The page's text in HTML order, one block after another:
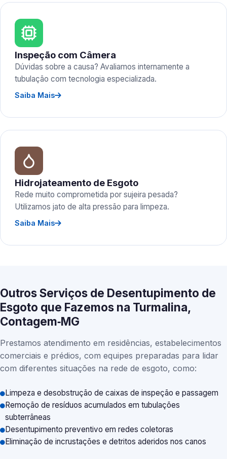
Inspeção com Câmera
Dúvidas sobre a causa? Avaliamos internamente a
tubulação com tecnologia especializada.
Saiba Mais
Hidrojateamento de Esgoto
Rede muito comprometida por sujeira pesada?
Utilizamos jato de alta pressão para limpeza.
Saiba Mais
Outros Serviços de Desentupimento de
Esgoto que Fazemos na Turmalina,
Contagem‑MG
Prestamos atendimento em residências, estabelecimentos
comerciais e prédios, com equipes preparadas para lidar
com diferentes situações na rede de esgoto, como:
Limpeza e desobstrução de caixas de inspeção e passagem
Remoção de resíduos acumulados em tubulações
subterrâneas
Desentupimento preventivo em redes coletoras
Eliminação de incrustações e detritos aderidos nos canos